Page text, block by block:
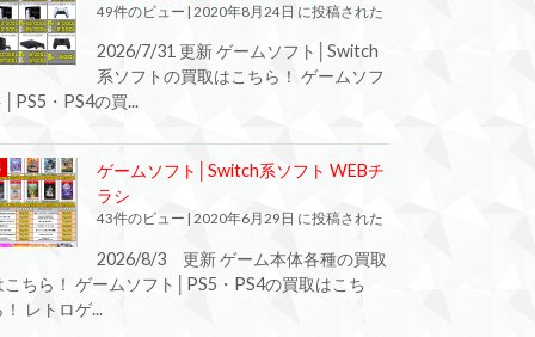
49件のビュー | 2020年8月24日 に投稿された
2026/7/31 更新 ゲームソフト│Switch
系ソフトの買取はこちら！ ゲームソフ
│PS5・PS4の買...
ゲームソフト│Switch系ソフト WEBチ
ラシ
43件のビュー 2020年6月29日 に投稿された
2026/8/3 更新 ゲーム本体各種の買取
こちら！ ゲームソフト│PS5・PS4の買取はこち
！ レトロゲ...